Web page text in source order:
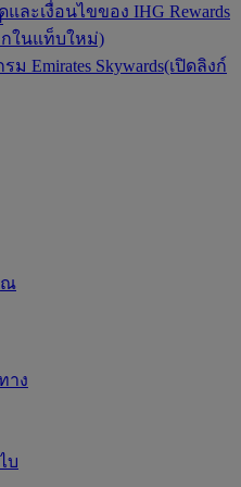
ละเงื่อนไขของ IHG Rewards
ในแท็บใหม่)
Emirates Skywards(เปิดลิงก์
ณ
าง
บ